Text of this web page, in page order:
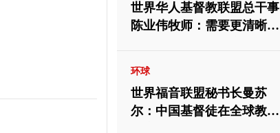
世界华人基督教联盟总干事
陈业伟牧师：需要更清晰地
环球
世界福音联盟秘书长曼苏
尔：中国基督徒在全球教会